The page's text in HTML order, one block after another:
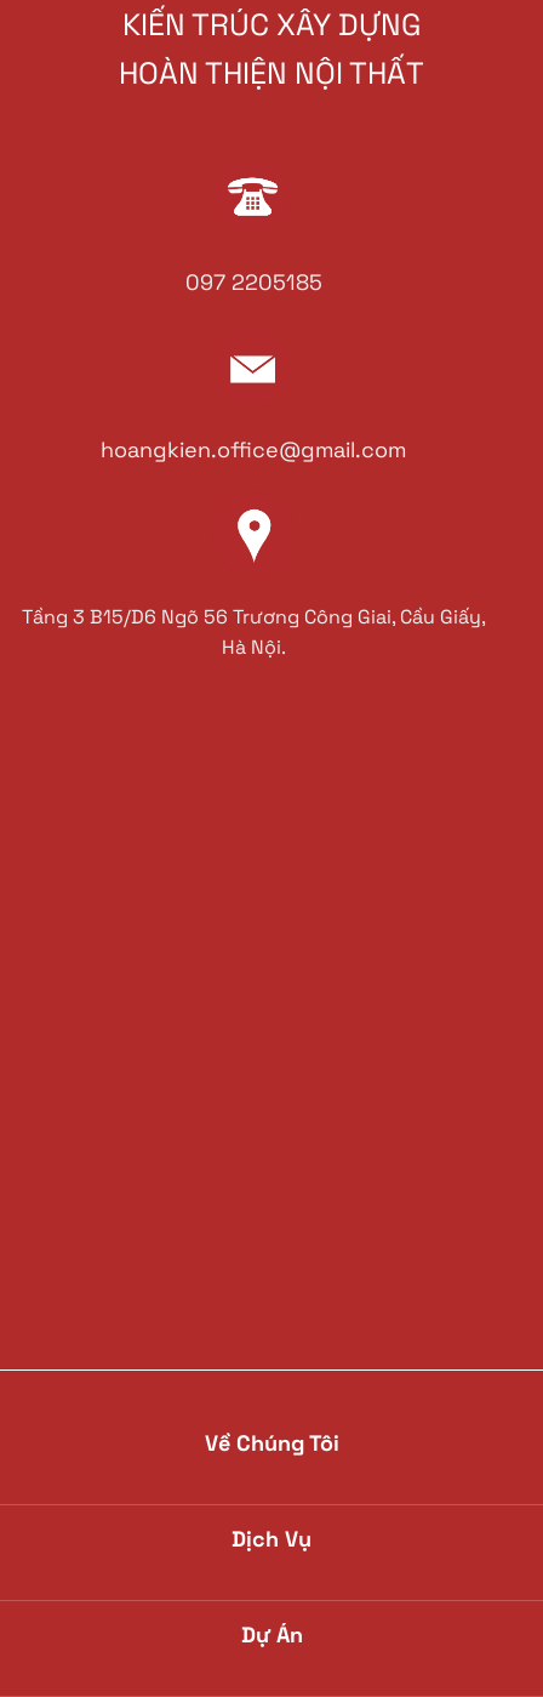
KIẾN TRÚC XÂY DỰNG
HOÀN THIỆN NỘI THẤT
097 2205185
hoangkien.office@gmail.com
Tầng 3 B15/D6 Ngõ 56 Trương Công Giai, Cầu Giấy,
Hà Nội.
Về Chúng Tôi
Dịch Vụ
Dự Án